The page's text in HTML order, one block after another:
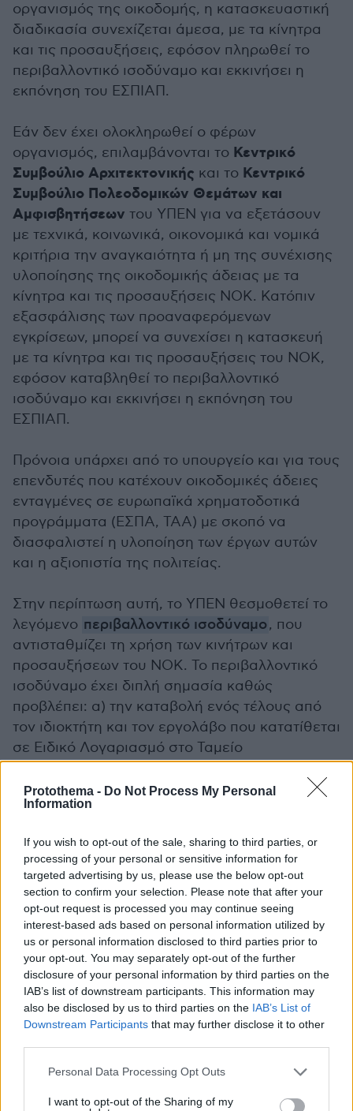
Protothema - Do Not Process My Personal
Information
If you wish to opt-out of the sale, sharing to third parties, or
processing of your personal or sensitive information for
targeted advertising by us, please use the below opt-out
section to confirm your selection. Please note that after your
opt-out request is processed you may continue seeing
interest-based ads based on personal information utilized by
us or personal information disclosed to third parties prior to
your opt-out. You may separately opt-out of the further
disclosure of your personal information by third parties on the
IAB’s list of downstream participants. This information may
also be disclosed by us to third parties on the IAB’s List of
Downstream Participants that may further disclose it to other
Please note that this website/app uses one or more Google
not limited to your visit or usage behaviour. You may click to
Personal Data Processing Opt Outs
I want to opt-out of the Sharing of my
οργανισμός της οικοδομής, η κατασκευαστική
διαδικασία συνεχίζεται άμεσα, με τα κίνητρα
και τις προσαυξήσεις, εφόσον πληρωθεί το
περιβαλλοντικό ισοδύναμο και εκκινήσει η
εκπόνηση του ΕΣΠΙΑΠ.
Εάν δεν έχει ολοκληρωθεί ο φέρων
οργανισμός, επιλαμβάνονται το Κεντρικό
Συμβούλιο Αρχιτεκτονικής και το Κεντρικό
Συμβούλιο Πολεοδομικών Θεμάτων και
Αμφισβητήσεων του ΥΠΕΝ για να εξετάσουν
με τεχνικά, κοινωνικά, οικονομικά και νομικά
κριτήρια την αναγκαιότητα ή μη της συνέχισης
υλοποίησης της οικοδομικής άδειας με τα
κίνητρα και τις προσαυξήσεις ΝΟΚ. Κατόπιν
εξασφάλισης των προαναφερόμενων
εγκρίσεων, μπορεί να συνεχίσει η κατασκευή
με τα κίνητρα και τις προσαυξήσεις του ΝΟΚ,
εφόσον καταβληθεί το περιβαλλοντικό
ισοδύναμο και εκκινήσει η εκπόνηση του
ΕΣΠΙΑΠ.
Πρόνοια υπάρχει από το υπουργείο και για τους
επενδυτές που κατέχουν οικοδομικές άδειες
ενταγμένες σε ευρωπαϊκά χρηματοδοτικά
προγράμματα (ΕΣΠΑ, ΤΑΑ) με σκοπό να
διασφαλιστεί η υλοποίηση των έργων αυτών
και η αξιοπιστία της πολιτείας.
Στην περίπτωση αυτή, το ΥΠΕΝ θεσμοθετεί το
λεγόμενο περιβαλλοντικό ισοδύναμο, που
αντισταθμίζει τη χρήση των κινήτρων και
προσαυξήσεων του ΝΟΚ. Το περιβαλλοντικό
ισοδύναμο έχει διπλή σημασία καθώς
προβλέπει: α) την καταβολή ενός τέλους από
τον ιδιοκτήτη και τον εργολάβο που κατατίθεται
σε Ειδικό Λογαριασμό στο Ταμείο
δήμου και β) στοχευμένες παρεμβάσεις για την
αναβάθμιση της Δημοτικής Ενότητας ή του
κίνητρα και προσαυξήσεις. Τα μέτρα αυτά θα
εξειδικεύονται μέσα από ένα Ειδικό Σχέδιο
Περιβαλλοντικού Ισοδύναμου Αναβάθμισης
Πόλεων (ΕΣΠΙΑΠ).
Πώς λειτουργεί το περιβαλλοντικό ισοδύναμο
Για να μπορεί να γίνει χρήση των κινήτρων και
των προσαυξήσεων του ΝΟΚ, θα πρέπει να
καταβληθεί το περιβαλλοντικό ισοδύναμο και
Ελληνικού Δημοσίου έναντι της Ευρωπαϊκής